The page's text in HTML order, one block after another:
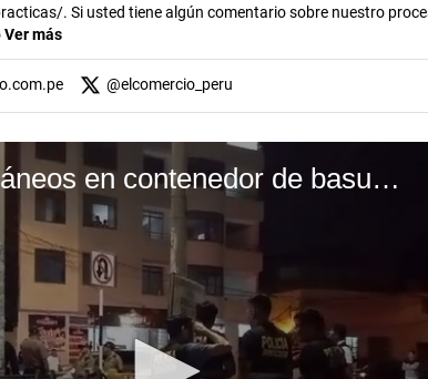
. Si usted tiene algún comentario sobre nuestro
Ver más
@elcomercio_peru
Encuentran dos cráneos en contenedor de basura en Trujillo